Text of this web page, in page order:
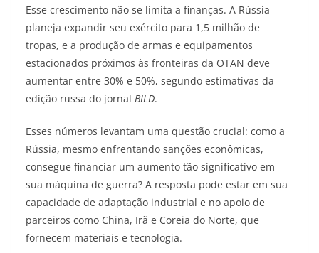
Esse crescimento não se limita a finanças. A Rússia
planeja expandir seu exército para 1,5 milhão de
tropas, e a produção de armas e equipamentos
estacionados próximos às fronteiras da OTAN deve
aumentar entre 30% e 50%, segundo estimativas da
edição russa do jornal BILD.
Esses números levantam uma questão crucial: como a
Rússia, mesmo enfrentando sanções econômicas,
consegue financiar um aumento tão significativo em
sua máquina de guerra? A resposta pode estar em sua
capacidade de adaptação industrial e no apoio de
parceiros como China, Irã e Coreia do Norte, que
fornecem materiais e tecnologia.